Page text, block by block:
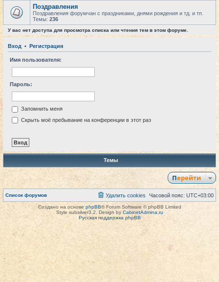
Поздравления
Поздравления форумчан с праздниками, днями рождения и тд. и тп.
Темы: 236
У вас нет доступа для просмотра списка или чтения тем в этом форуме.
Вход • Регистрация
Имя пользователя:
Пароль:
Запомнить меня
Скрыть моё пребывание на конференции в этот раз
Темы
Перейти
Список форумов Часовой пояс: UTC+03:00
Удалить cookies
Создано на основеphpBB® Forum Software © phpBB Limited
Style subsilver3.2. Design by CabinetAdmina.ru
Русская поддержка phpBB